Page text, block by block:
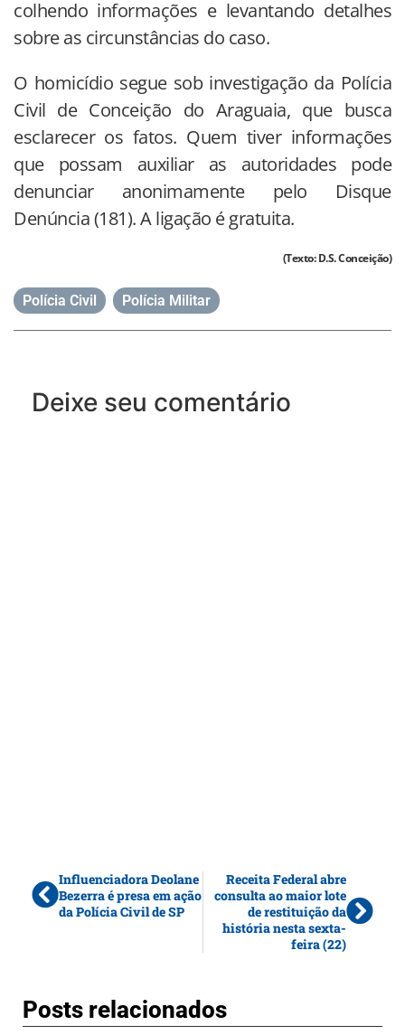
colhendo informações e levantando detalhes
sobre as circunstâncias do caso.
O homicídio segue sob investigação da Polícia
Civil de Conceição do Araguaia, que busca
esclarecer os fatos. Quem tiver informações
que possam auxiliar as autoridades pode
denunciar anonimamente pelo Disque
Denúncia (181). A ligação é gratuita.
(Texto: D.S. Conceição)
Polícia Civil Polícia Militar
Deixe seu comentário
Influenciadora Deolane
Bezerra é presa em ação
da Polícia Civil de SP
Receita Federal abre
consulta ao maior lote
de restituição da
história nesta sexta-
feira (22)
Posts relacionados